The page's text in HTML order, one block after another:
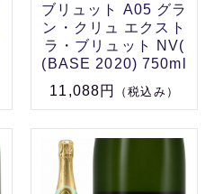
ブリュット A05 グラ
ン・クリュ エクスト
ラ・ブリュット NV(
(BASE 2020) 750ml
11,088円
（税込み）